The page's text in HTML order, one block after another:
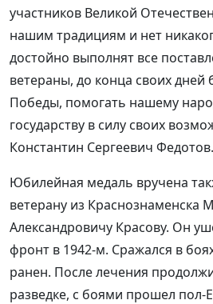
участников Великой
нашим традициям и нет
достойно выполнят все
ветераны, до конца своих дней
Победы, помогать нашему
государству в силу своих
Константин Сергеевич Федотов.
Юбилейная медаль вручена
ветерану из Краснознаменска
Александровичу Красову. Он
фронт в 1942-м. Сражался в
ранен. После лечения
разведке, с боями прошел пол-